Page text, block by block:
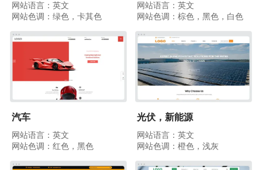
网站语言：英文
网站色调：绿色，卡其色
网站语言：英文
网站色调：棕色，黑色，白色
汽车
网站语言：英文
网站色调：红色，黑色
光伏，新能源
网站语言：英文
网站色调：橙色，浅灰